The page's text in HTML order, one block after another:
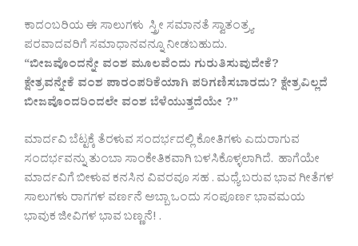
ಕಾದಂಬರಿಯ ಈ ಸಾಲುಗಳು ಸ್ತ್ರೀ ಸಮಾನತೆ ಸ್ವಾತಂತ್ರ್ಯ
ಪರವಾದವರಿಗೆ ಸಮಾಧಾನವನ್ನೂ ನೀಡಬಹುದು.
“ಬೀಜವೊಂದನ್ನೇ ವಂಶ ಮೂಲವೆಂದು ಗುರುತಿಸುವುದೇಕೆ?
ಕ್ಷೇತ್ರವನ್ನೇಕೆ ವಂಶ ಪಾರಂಪರಿಕೆಯಾಗಿ ಪರಿಗಣಿಸಬಾರದು? ಕ್ಷೇತ್ರವಿಲ್ಲದೆ
ಬೀಜವೊಂದರಿಂದಲೇ ವಂಶ ಬೆಳೆಯುತ್ತದೆಯೇ ?”
ಮಾರ್ದವಿ ಬೆಟ್ಟಕ್ಕೆ ತೆರಳುವ ಸಂದರ್ಭದಲ್ಲಿ ಕೋತಿಗಳು ಎದುರಾಗುವ
ಸಂದರ್ಭವನ್ನು ತುಂಬಾ ಸಾಂಕೇತಿಕವಾಗಿ ಬಳಸಿಕೊಳ್ಳಲಾಗಿದೆ. ಹಾಗೆಯೇ
ಮಾರ್ದವಿಗೆ ಬೀಳುವ ಕನಸಿನ ವಿವರವೂ ಸಹ . ಮಧ್ಯೆ ಬರುವ ಭಾವ ಗೀತೆಗಳ
ಸಾಲುಗಳು ರಾಗಗಳ ವರ್ಣನೆ ಅಬ್ಬಾ ಒಂದು ಸಂಪೂರ್ಣ ಭಾವಮಯ
ಭಾವುಕ ಜೀವಿಗಳ ಭಾವ ಬಣ್ಣನೆ! .